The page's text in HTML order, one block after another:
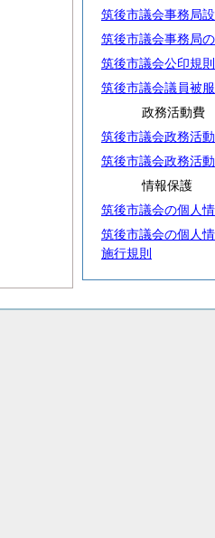
筑後市議会事務局
筑後市議会事務局
筑後市議会公印規則
筑後市議会議員被
政務活動費
筑後市議会政務活
筑後市議会政務活
情報保護
筑後市議会の個人
筑後市議会の個人
施行規則